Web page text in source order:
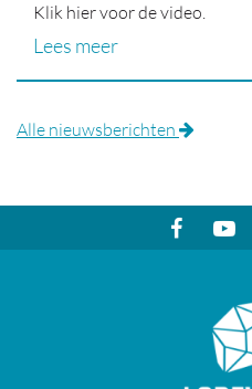
Klik hier voor de video.
Lees meer
Alle nieuwsberichten